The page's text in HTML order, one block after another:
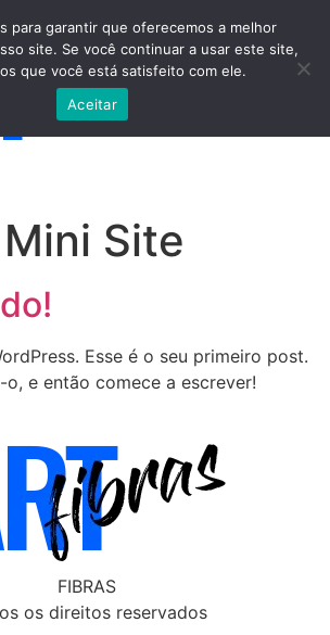
Mini Site
Esse é o seu primeiro post.
e então comece a escrever!
FIBRAS
os direitos reservados
para garantir que oferecemos a melhor
site. Se você continuar a usar este site,
que você está satisfeito com ele.
Aceitar